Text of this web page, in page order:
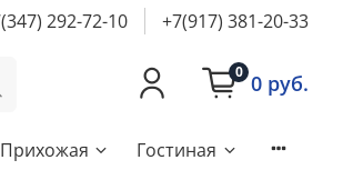
292-72-10 +7(917) 381-20-33
0 0 руб.
Прихожая Гостиная